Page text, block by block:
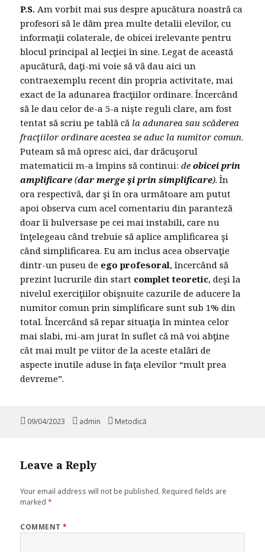
P.S. Am vorbit mai sus despre apucătura noastră ca
profesori să le dăm prea multe detalii elevilor, cu
informaţii colaterale, de obicei irelevante pentru
blocul principal al lecţiei în sine. Legat de această
apucătură, daţi-mi voie să vă dau aici un
contraexemplu recent din propria activitate, mai
exact de la adunarea fracţiilor ordinare. Încercând
să le dau celor de-a 5-a nişte reguli clare, am fost
tentat să scriu pe tablă că la adunarea sau scăderea
fracţiilor ordinare acestea se aduc la numitor comun.
Puteam să mă opresc aici, dar drăcuşorul
matematicii m-a împins să continui: deobicei prin
amplificare (dar merge şi prin simplificare). În
ora respectivă, dar şi în ora următoare am putut
apoi observa cum acel comentariu din paranteză
doar îi bulversase pe cei mai instabili, care nu
înţelegeau când trebuie să aplice amplificarea şi
când simplificarea. Eu am inclus acea observaţie
dintr-un puseu de ego profesoral, încercând să
prezint lucrurile din start complet teoretic, deşi la
nivelul exerciţiilor obişnuite cazurile de aducere la
numitor comun prin simplificare sunt sub 1% din
total. Încercând să repar situaţia în mintea celor
mai slabi, mi-am jurat în suflet că mă voi abţine
cât mai mult pe viitor de la aceste etalări de
aspecte inutile aduse în faţa elevilor “mult prea
devreme”.
Posted
09/04/2023 Author
admin Categories
Metodică
Leave a Reply
Your email address will not be published. Required fields are
marked*
COMMENT*